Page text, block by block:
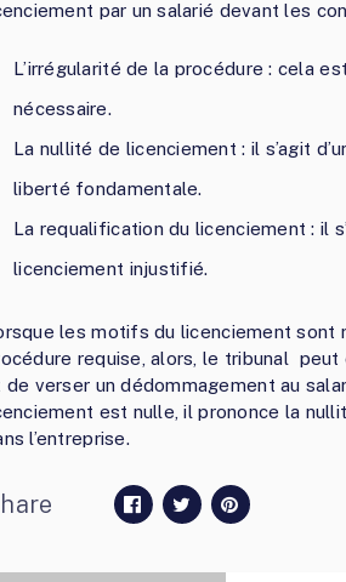
par un salarié devant les
L’irrégularité de la procédure : cela
nécessaire.
La nullité de licenciement : il s’agit
liberté fondamentale.
La requalification du licenciement : il
licenciement injustifié.
les motifs du licenciement sont
requise, alors, le tribunal peut
de verser un dédommagement au
est nulle, il prononce la
l’entreprise.